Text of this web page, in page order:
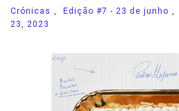
Crónicas , Edição #7 - 23 de junho ,
23, 2023